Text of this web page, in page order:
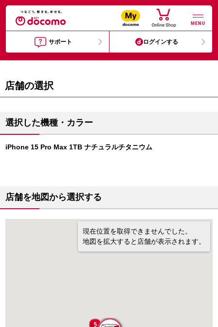
MENU
サポート ログインする
店舗の選択
選択した機種・カラー
iPhone 15 Pro Max 1TB ナチュラルチタニウム
店舗を地図から選択する
現在位置を取得できませんでした。
地図を拡大すると店舗が表示されます。